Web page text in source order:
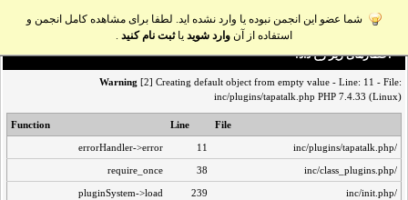
شما عضو این انجمن نبوده یا وارد نشده اید. لطفا برای مشاهده کامل انجمن و
استفاده از آن وارد شوید یاثبت نام کنید .
اخطار‌های زیر رخ داد:
Warning [2] Creating default object from empty value - Line: 11 - File:
inc/plugins/tapatalk.php PHP 7.4.33 (Linux)
File
Line
Function
/inc/plugins/tapatalk.php
11
errorHandler->error
/inc/class_plugins.php
38
require_once
/inc/init.php
239
pluginSystem->load